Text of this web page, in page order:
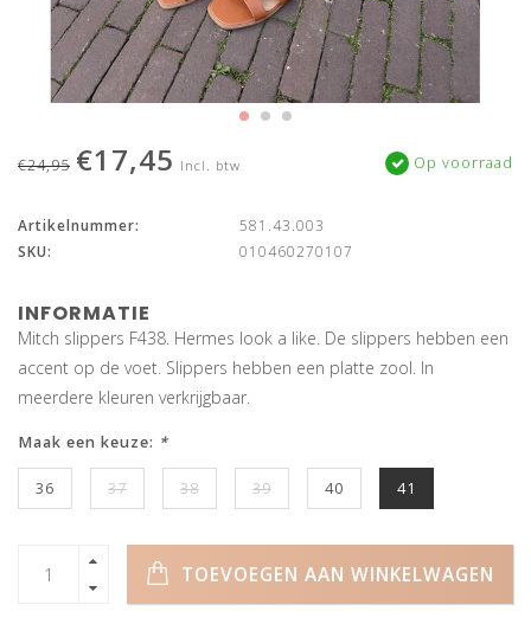
€24,95 €17,45 Incl. btw Op voorraad
Artikelnummer:
581.43.003
SKU:
010460270107
INFORMATIE
Mitch slippers F438. Hermes look a like. De slippers hebben een
accent op de voet. Slippers hebben een platte zool. In
meerdere kleuren verkrijgbaar.
Maak een keuze: *
36 37 38 39 40 41
TOEVOEGEN AAN WINKELWAGEN